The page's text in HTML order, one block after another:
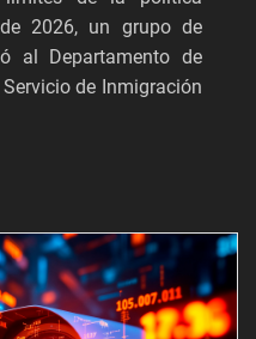
2026, un grupo de
al Departamento de
de Inmigración